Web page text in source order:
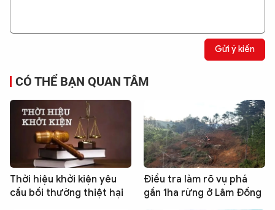
Gửi ý kiến
CÓ THỂ BẠN QUAN TÂM
Thời hiệu khởi kiện yêu
cầu bồi thường thiệt hại
Điều tra làm rõ vụ phá
gần 1ha rừng ở Lâm Đồng